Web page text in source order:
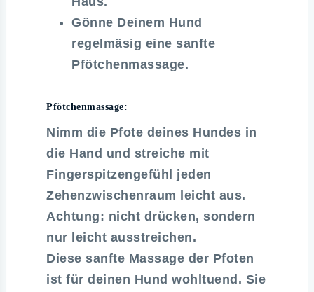
Gönne Deinem Hund
regelmäsig eine sanfte
Pfötchenmassage.
Pfötchenmassage:
Nimm die Pfote deines Hundes in
die Hand und streiche mit
Fingerspitzengefühl jeden
Zehenzwischenraum leicht aus.
Achtung: nicht drücken, sondern
nur leicht ausstreichen.
Diese sanfte Massage der Pfoten
ist für deinen Hund wohltuend. Sie